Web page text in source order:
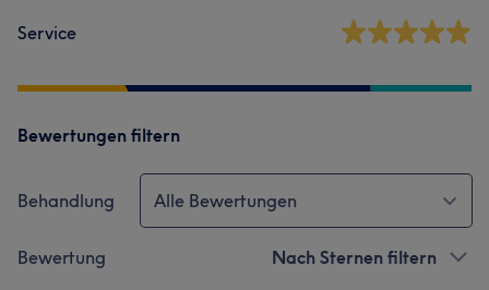
Service
Bewertungen filtern
Behandlung Alle Bewertungen
Bewertung Nach Sternen filtern